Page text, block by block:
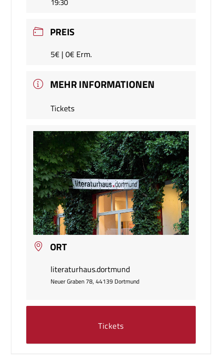
PREIS
5€ | 0€ Erm.
MEHR INFORMATIONEN
Tickets
ORT
literaturhaus.dortmund
Neuer Graben 78, 44139 Dortmund
Tickets